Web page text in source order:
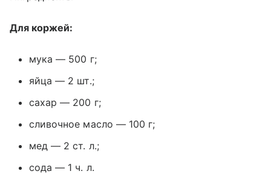
Для коржей:
мука — 500 г;
яйца — 2 шт.;
сахар — 200 г;
сливочное масло — 100 г;
мед — 2 ст. л.;
сода — 1 ч. л.